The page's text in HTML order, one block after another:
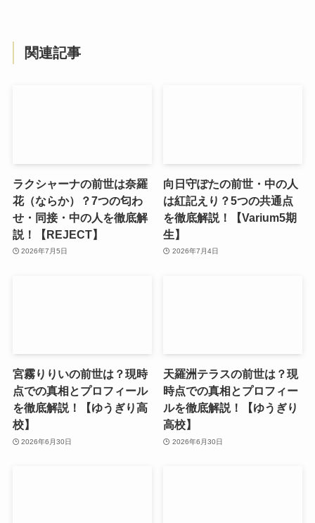
関連記事
ラクシャーナの前世は奈羅
花（ならか）？7つの匂わ
せ・同接・中の人を徹底解
説！【REJECT】
2026年7月5日
向日守ぽたの前世・中の人
は紅記えり？5つの共通点
を徹底解説！【Varium5期
生】
2026年7月4日
宮霧りりいの前世は？現時
点での真相とプロフィール
を徹底解説！【ゆうぎり高
校】
2026年6月30日
天羅洲テラスの前世は？現
時点での真相とプロフィー
ルを徹底解説！【ゆうぎり
高校】
2026年6月30日